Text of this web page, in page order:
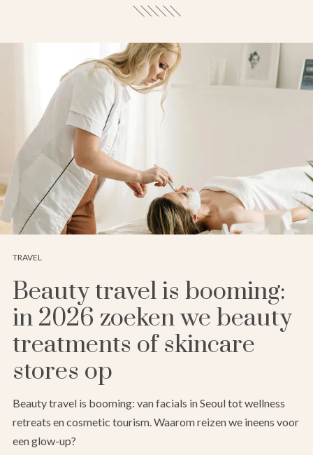
TRAVEL
Beauty travel is booming:
in 2026 zoeken we beauty
treatments of skincare
stores op
Beauty travel is booming: van facials in Seoul tot wellness
retreats en cosmetic tourism. Waarom reizen we ineens voor
een glow-up?